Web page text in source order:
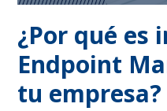
¿Por qué es
Endpoint
tu empresa?